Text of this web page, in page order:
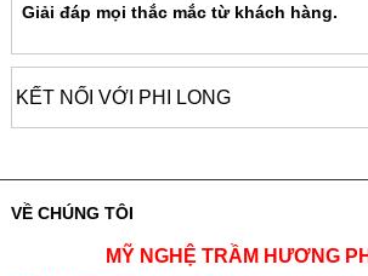
Giải đáp mọi thắc mắc từ khách hàng.
KẾT NỐI VỚI PHI LONG
VỀ CHÚNG TÔI
MỸ NGHỆ TRẦM HƯƠNG